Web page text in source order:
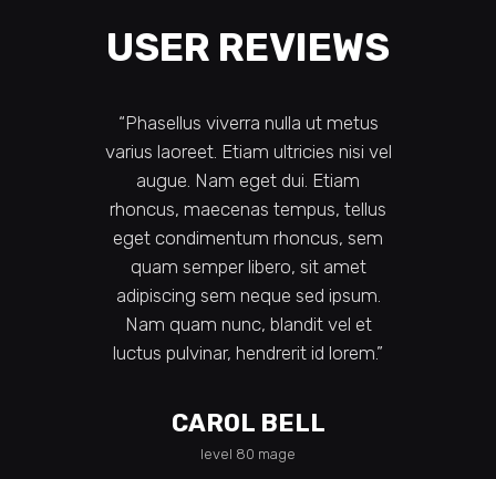
REVIEWS
viverra nulla ut metus
laoreet. Etiam ultricies nisi vel
Nam eget dui. Etiam
maecenas tempus, tellus
condimentum rhoncus, sem
semper libero, sit amet
sem neque sed ipsum.
quam nunc, blandit vel et
pulvinar, hendrerit id lorem.”
CAROL BELL
USER
“Maecenas tempus,
condimentum rhoncus?
quam nunc, blandit vel,
pulvinar, hendrerit id,
Maecenas nec odio et
tincidunt tempus vitae
libero? Venenatis faucibus.
quis ante. Etiam sit amet
eros odio faucibus